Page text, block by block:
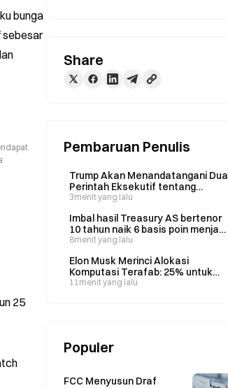
bunga
sebesar
25
Share
Pembaruan Penulis
Trump Akan Menandatangani Dua
Perintah Eksekutif tentang
Wisata Kelahiran Hari Ini
3menit yang lalu
Imbal hasil Treasury AS bertenor
10 tahun naik 6 basis poin menjadi
4,6757% akibat aksi di Selat Iran
8menit yang lalu
Elon Musk Merinci Alokasi
Komputasi Terafab: 25% untuk
Tesla Optimus, 75% untuk AI
11menit yang lalu
Populer
FCC Menyusun Draf